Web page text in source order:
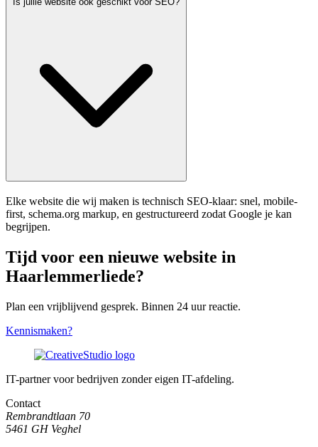
Elke website die wij maken is technisch SEO-klaar: snel, mobile-
first, schema.org markup, en gestructureerd zodat Google je kan
begrijpen.
Tijd voor een nieuwe website in
Haarlemmerliede?
Plan een vrijblijvend gesprek. Binnen 24 uur reactie.
Kennismaken?
IT-partner voor bedrijven zonder eigen IT-afdeling.
Contact
Rembrandtlaan 70
5461 GH Veghel